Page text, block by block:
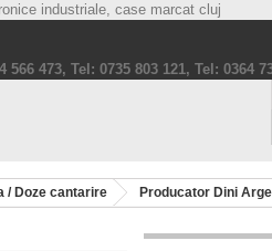
566 473, Tel: 0735 803 121, Tel: 0364
/ Doze cantarire Producator Dini